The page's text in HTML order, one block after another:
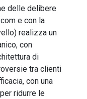
delle delibere
e con la
realizza un
con
di
tra clienti
con una
ridurre le